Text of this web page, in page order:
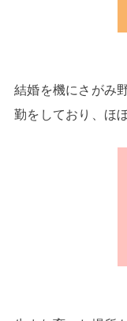
結婚を機にさがみ
勤をしており、ほ